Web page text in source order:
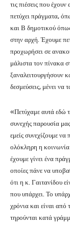
τις πιέσεις που
πετύχει πράγματα,
και Β δημοτικού όπως
στην αρχή. Έχουμε
προχωρήσει σε
μάλιστα τον πίνακα
ξαναλειτουργήσουν
δεσμεύσεις, μένει να
«Πετύχαμε αυτά εδώ
συνεχής παρουσία
εμείς συνεχίζουμε να
ολόκληρη η κοινωνία
έχουμε γίνει ένα
οποίες πάνε να
ότι η κ. Γαιτανίδου
που υπάρχει. Το
χρόνια και είναι από
τηρούνται κατά